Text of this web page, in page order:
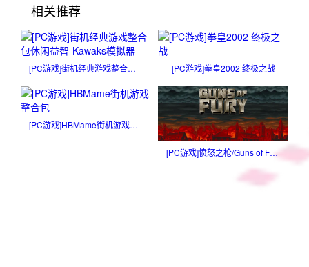
相关推荐
[PC游戏]街机经典游戏整合包休闲益智-Kawaks模拟器 [PC游戏]拳皇2002 终极之战
[PC游戏]HBMame街机游戏整合包
[PC游戏]愤怒之枪/Guns of Fury